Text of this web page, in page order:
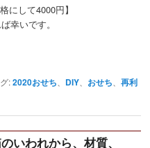
にして4000円】
幸いです。
: 2020おせち DIY おせち 、再利
いわれから、材質、